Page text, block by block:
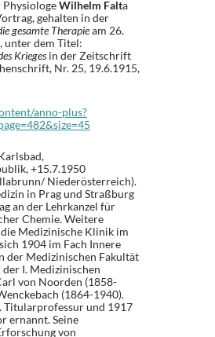
Wilhelm Falta
gehalten in der
gesamte Therapieam 26.
unter dem Titel:
Krieges in der Zeitschrift
Nr. 25, 19.6.1915,
anno-plus?
+15.7.1950
Niederösterreich).
in Prag und Straßburg
an der Lehrkanzel für
Chemie. Weitere
Medizinische Klinik im
1904 im Fach Innere
der Medizinischen Fakultät
I. Medizinischen
von Noorden (1858-
(1864-1940).
Titularprofessur und 1917
ernannt. Seine
von